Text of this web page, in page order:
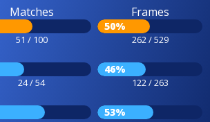
Matches
51 / 100
Frames
50%
262 / 529
24 / 54
46%
122 / 263
53%